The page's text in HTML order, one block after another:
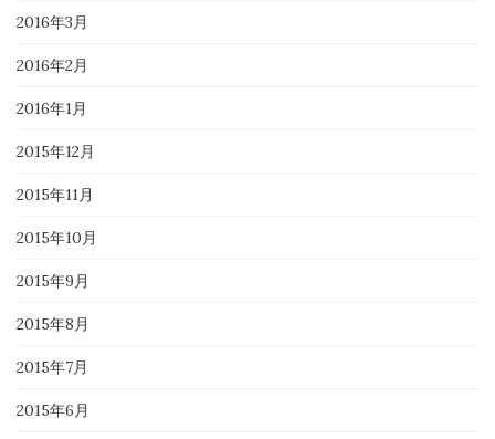
2016年3月
2016年2月
2016年1月
2015年12月
2015年11月
2015年10月
2015年9月
2015年8月
2015年7月
2015年6月